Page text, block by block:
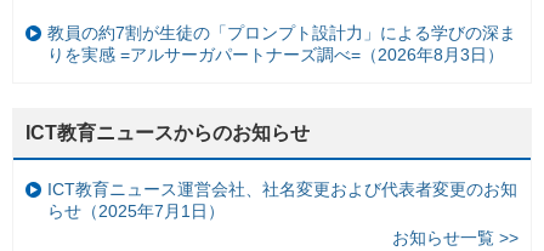
教員の約7割が生徒の「プロンプト設計力」による学びの深ま
りを実感 =アルサーガパートナーズ調べ=（2026年8月3日）
ICT教育ニュースからのお知らせ
ICT教育ニュース運営会社、社名変更および代表者変更のお知
らせ（2025年7月1日）
お知らせ一覧 >>